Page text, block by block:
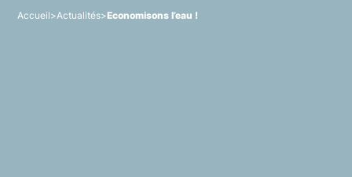
Accueil>Actualités>Economisons l’eau !